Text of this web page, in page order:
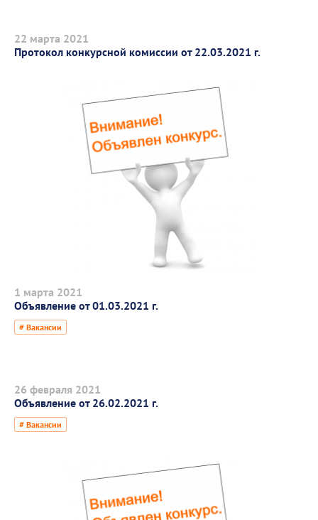
22 марта 2021
Протокол конкурсной комиссии от 22.03.2021 г.
1 марта 2021
Объявление от 01.03.2021 г.
# Вакансии
26 февраля 2021
Объявление от 26.02.2021 г.
# Вакансии